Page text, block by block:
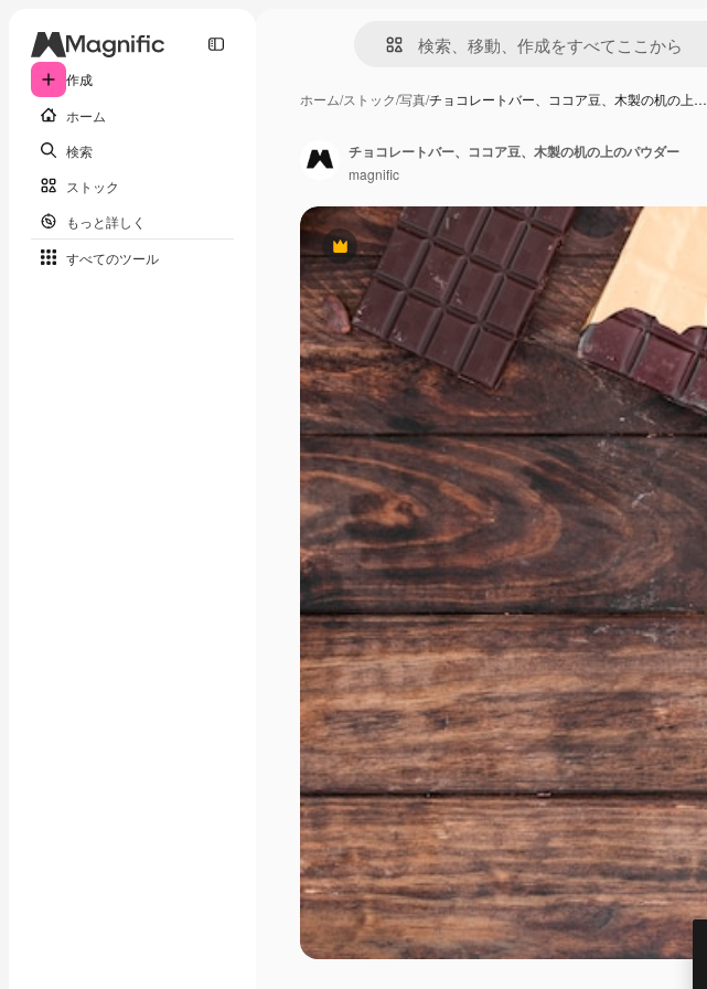
作成
ホーム
検索
ストック
もっと詳しく
すべてのツール
ホーム/ストック/写真/チョコレートバー、ココア豆、木製の机の上…
Premium
チョコレートバー、ココア豆、木製の机の上のパウダー
magnific